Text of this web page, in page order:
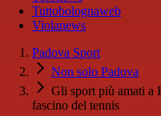
Tuttobolognaweb
Violanews
Padova Sport
Non solo Padova
Gli sport più amati a
fascino del tennis